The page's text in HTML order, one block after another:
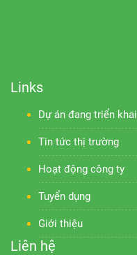
Links
Dự án đang triển khai
Tin tức thị trường
Hoạt động công ty
Tuyển dụng
Giới thiệu
Liên hệ